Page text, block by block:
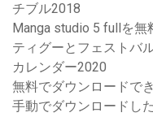
チブル2018
Manga studio 5 fullを無
ティグーとフェストバ
カレンダー2020
無料でダウンロードで
手動でダウンロードし